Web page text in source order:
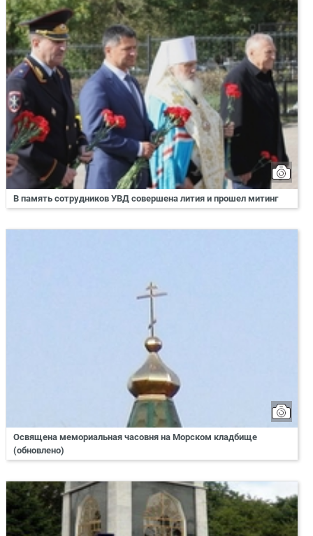
В память сотрудников УВД совершена лития и прошел митинг
Освящена мемориальная часовня на Морском кладбище
(обновлено)